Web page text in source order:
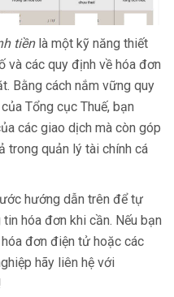
tiềnlà một kỹ năng thiết
và các quy định về hóa đơn
Bằng cách nắm vững quy
Tổng cục Thuế, bạn
các giao dịch mà còn góp
trong quản lý tài chính cá
hướng dẫn trên để tự
hóa đơn khi cần. Nếu bạn
đơn điện tử hoặc các
hãy liên hệ với